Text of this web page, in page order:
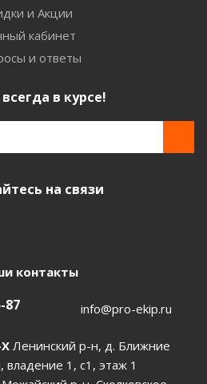
и Акции
кабинет
и ответы
в курсе!
на связи
контакты
87 info@pro-ekip.ru
Ленинский р-н, д. Ближние
1, с1, этаж 1